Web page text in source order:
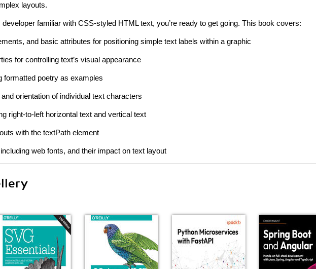
layouts.
developer familiar with CSS-styled HTML text, you’re ready to get going. This book covers:
and basic attributes for positioning simple text labels within a graphic
for controlling text’s visual appearance
formatted poetry as examples
orientation of individual text characters
right-to-left horizontal text and vertical text
with the textPath element
web fonts, and their impact on text layout